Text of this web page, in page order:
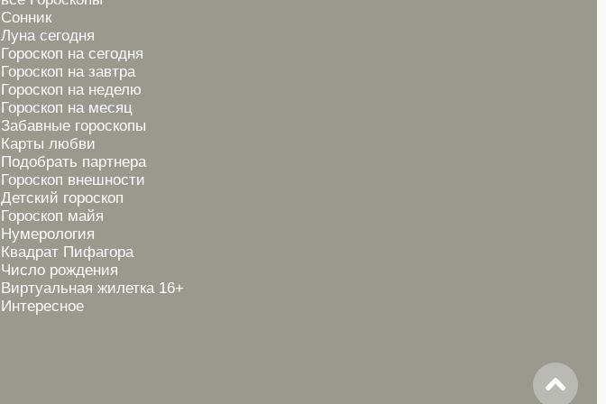
Сонник
Луна сегодня
Гороскоп на сегодня
Гороскоп на завтра
Гороскоп на неделю
Гороскоп на месяц
Забавные гороскопы
Карты любви
Подобрать партнера
Гороскоп внешности
Детский гороскоп
Гороскоп майя
Нумерология
Квадрат Пифагора
Число рождения
Виртуальная жилетка 16+
Интересное